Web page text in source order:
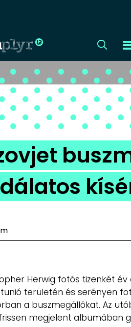
CÍMLAP
DIZÁJN
DIVAT
HIP
KULT
IMPRESSZUM
PR-ARCHÍVUM
ADATKEZELÉSI
TÁJÉKOZTATÓ
Herwig fotós tizenkét
területén és serényen
a buszmegállókat. Az
megjelent albumában